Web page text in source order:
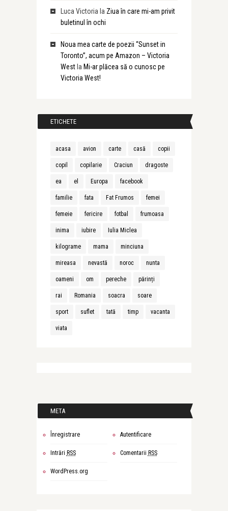
Luca Victoria la Ziua în care mi-am privit
buletinul în ochi
Noua mea carte de poezii “Sunset in
Toronto”, acum pe Amazon – Victoria
Westla Mi-ar plăcea să o cunosc pe
Victoria West!
ETICHETE
acasa avion carte casă copii
copil copilarie Craciun dragoste
ea el Europa facebook
familie fata Fat Frumos femei
femeie fericire fotbal frumoasa
inima iubire Iulia Miclea
kilograme mama minciuna
mireasa nevastă noroc nunta
oameni om pereche părinți
rai Romania soacra soare
sport suflet tată timp vacanta
viata
META
Înregistrare Autentificare
Intrări RSS Comentarii RSS
WordPress.org